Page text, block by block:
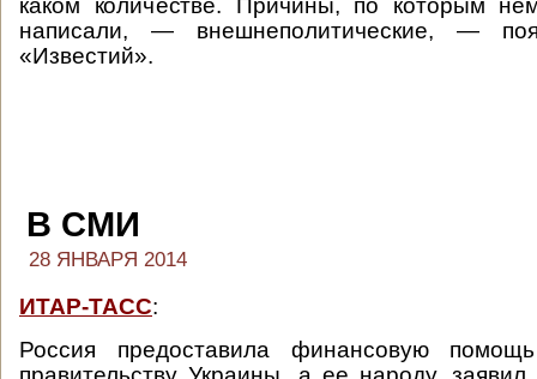
каком количестве. Причины, по которым
написали, — внешнеполитические, —
«Известий».
В СМИ
28 ЯНВАРЯ 2014
ИТАР-ТАСС:
Россия предоставила финансовую